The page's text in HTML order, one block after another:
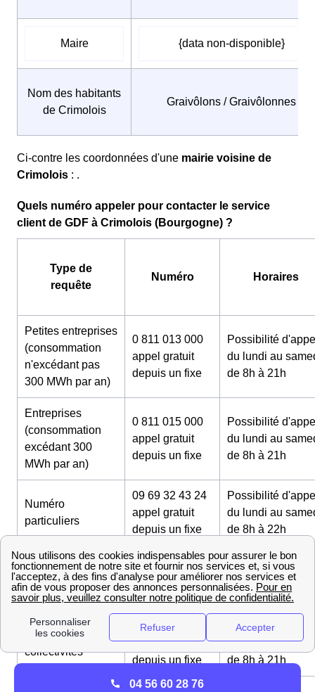
Maire {data non-disponible}
Nom des habitants
de Crimolois
Graivôlons / Graivôlonnes
Ci-contre les coordonnées d'une mairie voisine de
Crimolois : .
Quels numéro appeler pour contacter le service
client de GDF à Crimolois (Bourgogne) ?
Type de
requête
Numéro Horaires
Petites entreprises
(consommation
n'excédant pas
300 MWh par an)
0 811 013 000
appel gratuit
depuis un fixe
Possibilité
du lundi au
de 8h à 21h
Entreprises
(consommation
excédant 300
MWh par an)
0 811 015 000
appel gratuit
depuis un fixe
Possibilité
du lundi au
de 8h à 21h
Numéro
particuliers
09 69 32 43 24
appel gratuit
depuis un fixe
Possibilité
du lundi au
de 8h à 22h
Numéro service
déménagement
0 800 228 229
appel gratuit
depuis un fixe
Possibilité
du lundi au
de 8h à 21h
Secteur public et
collectivités
0 811 017 000
appel gratuit
depuis un fixe
Possibilité
du lundi au
de 8h à 21h
04 56 60 28 76